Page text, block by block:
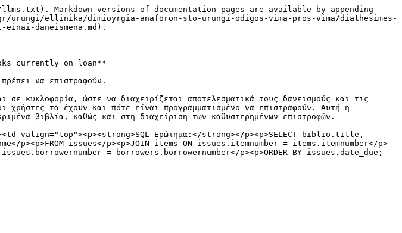
Markdown versions of documentation pages are available by appending
ellinika/dimioyrgia-anaforon-sto-urungi-odigos-vima-pros-vima/diathesimes-
daneismena.md).
currently on loan**
να επιστραφούν.
κυκλοφορία, ώστε να διαχειρίζεται αποτελεσματικά τους δανεισμούς και τις
τα έχουν και πότε είναι προγραμματισμένο να επιστραφούν. Αυτή η
βιβλία, καθώς και στη διαχείριση των καθυστερημένων επιστροφών.
valign="top"><p><strong>SQL Ερώτημα:</strong></p><p>SELECT biblio.title,
issues</p><p>JOIN items ON issues.itemnumber = items.itemnumber</p>
= borrowers.borrowernumber</p><p>ORDER BY issues.date_due;